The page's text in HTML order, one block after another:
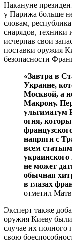
Накануне
у Парижа больше
словам,
снарядов, техники
исчерпав свои
поставки оружия
безопасности
«Завтра в
Украине,
Москвой, а
Макрону.
ультиматум
огня,
напряги с
всем
не может
обычная
в глазах
отметил
Эксперт также
оружия Киеву
случае их полного
свою